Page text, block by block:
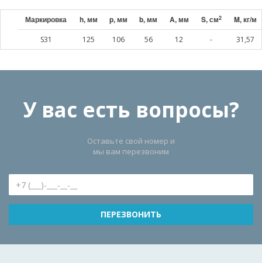
Маркировка h, мм p, мм b, мм A, мм S, см2 M, кг/м
S31 125 106 56 12 - 31,57
У вас есть вопросы?
Оставьте свой номер и
мы вам перезвоним